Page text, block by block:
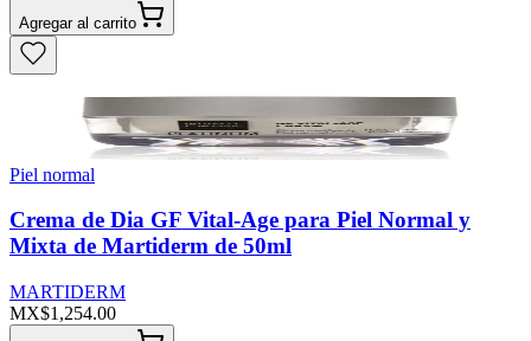
Agregar al carrito
Piel normal
Crema de Dia GF Vital-Age para Piel Normal y
Mixta de Martiderm de 50ml
MARTIDERM
MX$1,254.00